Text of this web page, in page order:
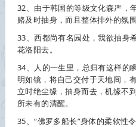
32、由于韩国的等级文化森严，
赂及时抽身，而且整体排外的氛
33、西都尚有名园处，我欲抽身
花洛阳去。
34、人的一生里，总归有这样的
明如镜，将自己交付于天地间，
立时绝尘缘，抽身而去，机缘不
所未有的清醒。
35、“佛罗多船长”身体的柔软性